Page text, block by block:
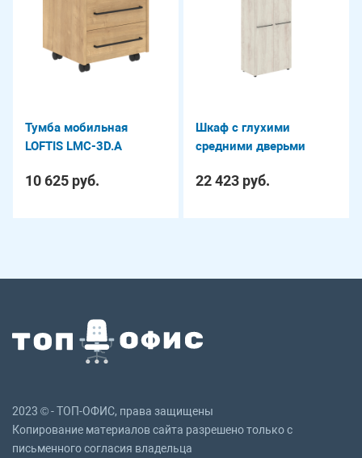
Тумба мобильная
LOFTIS LMC-3D.A
10 625 руб.
Шкаф с глухими
средними дверьми
22 423 руб.
2023 © - ТОП-ОФИС, права защищены
Копирование материалов сайта разрешено только с
письменного согласия владельца